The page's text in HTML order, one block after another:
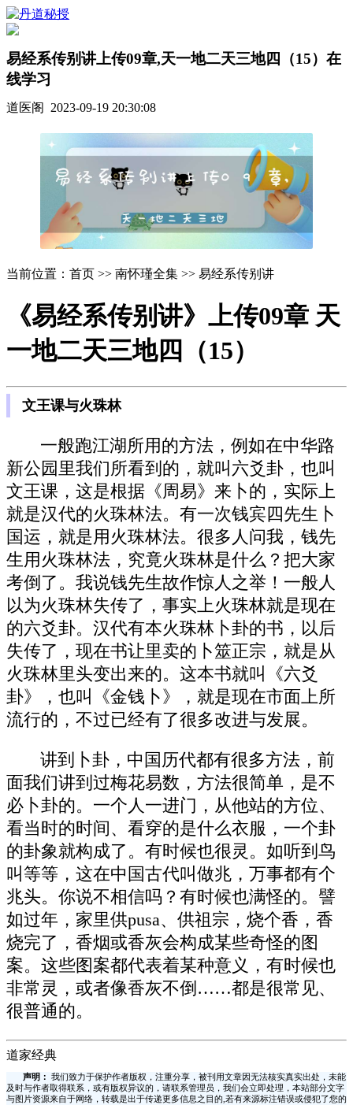
易经系传别讲上传09章,天一地二天三地四（15）在
线学习
道医阁 2023-09-19 20:30:08
当前位置：首页 >> 南怀瑾全集 >> 易经系传别讲
《易经系传别讲》上传09章 天
一地二天三地四（15）
文王课与火珠林
一般跑江湖所用的方法，例如在中华路
新公园里我们所看到的，就叫六爻卦，也叫
文王课，这是根据《周易》来卜的，实际上
就是汉代的火珠林法。有一次钱宾四先生卜
国运，就是用火珠林法。很多人问我，钱先
生用火珠林法，究竟火珠林是什么？把大家
考倒了。我说钱先生故作惊人之举！一般人
以为火珠林失传了，事实上火珠林就是现在
的六爻卦。汉代有本火珠林卜卦的书，以后
失传了，现在书让里卖的卜筮正宗，就是从
火珠林里头变出来的。这本书就叫《六爻
卦》，也叫《金钱卜》，就是现在市面上所
流行的，不过已经有了很多改进与发展。
讲到卜卦，中国历代都有很多方法，前
面我们讲到过梅花易数，方法很简单，是不
必卜卦的。一个人一进门，从他站的方位、
看当时的时间、看穿的是什么衣服，一个卦
的卦象就构成了。有时候也很灵。如听到鸟
叫等等，这在中国古代叫做兆，万事都有个
兆头。你说不相信吗？有时候也满怪的。譬
如过年，家里供pusa、供祖宗，烧个香，香
烧完了，香烟或香灰会构成某些奇怪的图
案。这些图案都代表着某种意义，有时候也
非常灵，或者像香灰不倒……都是很常见、
很普通的。
道家经典
声明：
我们致力于保护作者版权，注重分享，被刊用文章因无法核实真实出处，未能
及时与作者取得联系，或有版权异议的，请联系管理员，我们会立即处理，本站部分文字
与图片资源来自于网络，转载是出于传递更多信息之目的,若有来源标注错误或侵犯了您的